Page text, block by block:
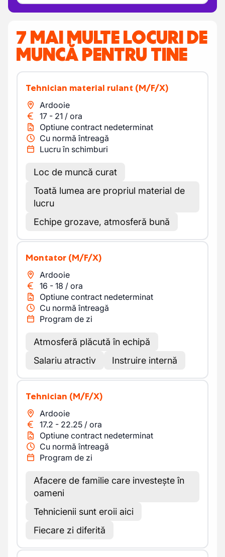
7 MAI MULTE LOCURI DE
MUNCĂ PENTRU TINE
Tehnician material rulant (M/F/X)
Ardooie
17 - 21 / ora
Optiune contract nedeterminat
Cu normă întreagă
Lucru în schimburi
Loc de muncă curat
Toată lumea are propriul material de
lucru
Echipe grozave, atmosferă bună
Montator (M/F/X)
Ardooie
16 - 18 / ora
Optiune contract nedeterminat
Cu normă întreagă
Program de zi
Atmosferă plăcută în echipă
Salariu atractiv
Instruire internă
Tehnician (M/F/X)
Ardooie
17.2 - 22.25 / ora
Optiune contract nedeterminat
Cu normă întreagă
Program de zi
Afacere de familie care investește în
oameni
Tehnicienii sunt eroii aici
Fiecare zi diferită